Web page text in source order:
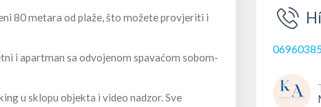
80 metara od plaže, što možete provjeriti i
i apartman sa odvojenom spavaćom sobom-
u sklopu objekta i video nadzor. Sve